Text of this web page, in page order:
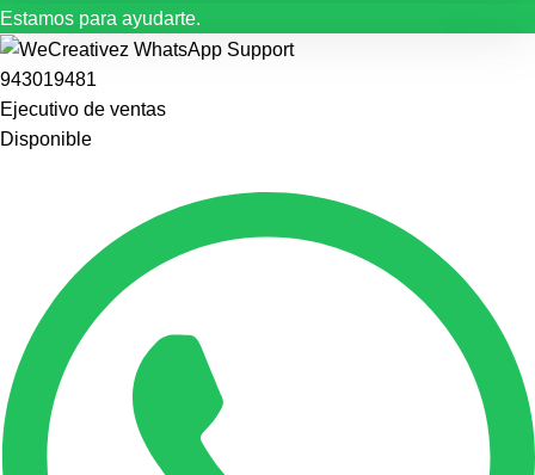
Estamos para ayudarte.
943019481
Ejecutivo de ventas
Disponible